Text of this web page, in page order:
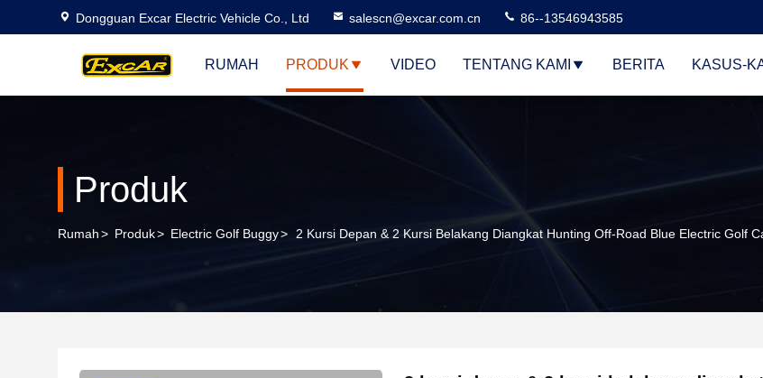
Dongguan Excar Electric Vehicle Co., Ltd salescn@excar.com.cn 86--13546943585
RUMAH PRODUK VIDEO TENTANG KAMI BERITA KASUS-
Produk
Rumah> Produk> Electric Golf Buggy> 2 Kursi Depan & 2 Kursi Belakang Diangkat Hunting Off-Road Blue Electric Golf